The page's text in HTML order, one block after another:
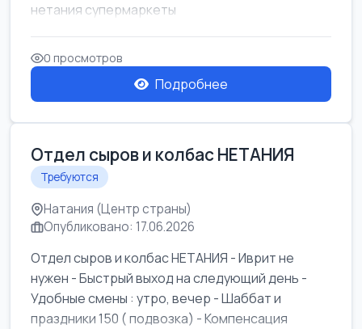
нетания супермаркеты
0 просмотров
Подробнее
Отдел сыров и колбас НЕТАНИЯ
Требуются
Натания (Центр страны)
Опубликовано: 17.06.2026
Отдел сыров и колбас НЕТАНИЯ - Иврит не
нужен - Быстрый выход на следующий день -
Удобные смены : утро, вечер - Шаббат и
праздники 150 ( подвозка) - Компенсация